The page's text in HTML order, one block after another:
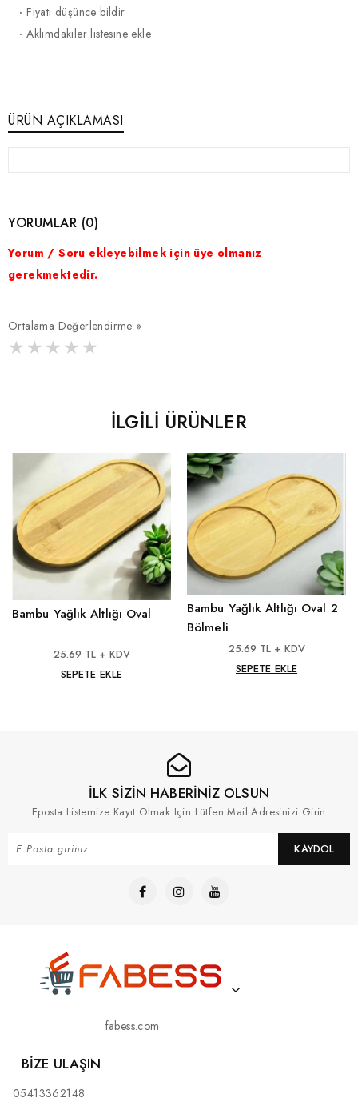
·Fiyatı düşünce bildir
·Aklımdakiler listesine ekle
ÜRÜN AÇIKLAMASI
YORUMLAR (0)
Yorum / Soru ekleyebilmek için üye olmanız
gerekmektedir.
Ortalama Değerlendirme »
İLGILI ÜRÜNLER
Bambu Yağlık Altlığı Oval
25.69 TL + KDV
SEPETE EKLE
Bambu Yağlık Altlığı Oval 2
Bölmeli
25.69 TL + KDV
SEPETE EKLE
İLK SİZİN HABERİNİZ OLSUN
Eposta Listemize Kayıt Olmak Için Lütfen Mail Adresinizi Girin
KAYDOL
fabess.com
BIZE ULAŞIN
05413362148